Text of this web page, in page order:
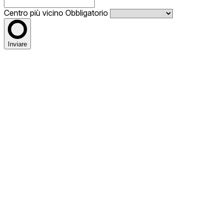
Centro più vicino Obbligatorio
Inviare